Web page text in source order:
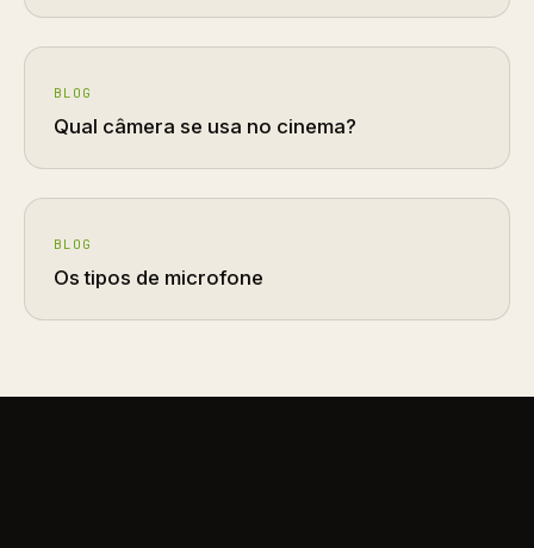
BLOG
Qual câmera se usa no cinema?
BLOG
Os tipos de microfone